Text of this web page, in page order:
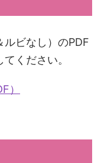
ルビなし）のPDF
ください。
）